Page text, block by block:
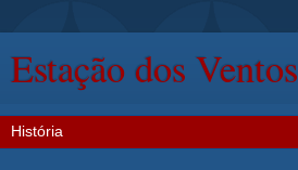
Estação dos Ventos